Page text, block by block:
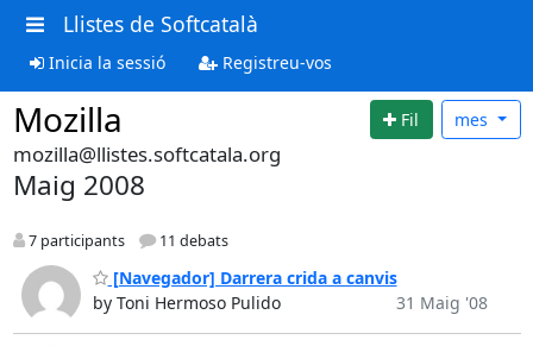
Llistes de Softcatalà
Inicia la sessió Registreu-vos
Mozilla Fil mes
mozilla@llistes.softcatala.org
Maig 2008
7 participants 11 debats
[Navegador] Darrera crida a canvis
by Toni Hermoso Pulido
31 Maig '08